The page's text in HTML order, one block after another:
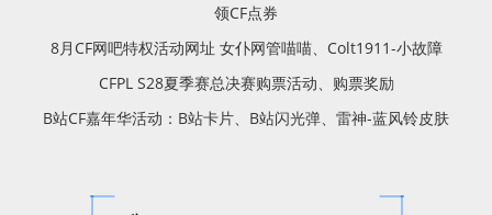
领CF点券
8月CF网吧特权活动网址 女仆网管喵喵、Colt1911-小故障
CFPL S28夏季赛总决赛购票活动、购票奖励
B站CF嘉年华活动：B站卡片、B站闪光弹、雷神-蓝风铃皮肤